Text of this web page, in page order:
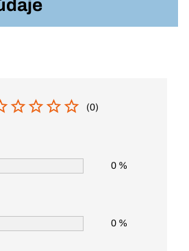
(0)
0 %
0 %